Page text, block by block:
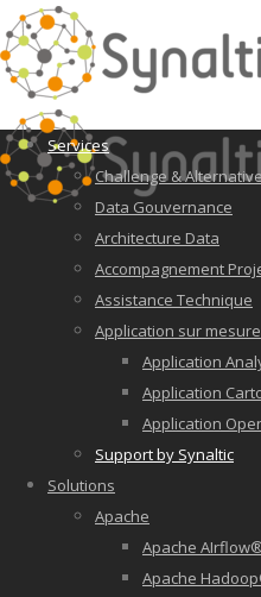
Services
Challenge &
Data Gouvernance
Architecture Data
Accompagnement
Assistance Technique
Application sur mesure
Application
Application
Application
Support by Synaltic
Solutions
Apache
Apache
Apache